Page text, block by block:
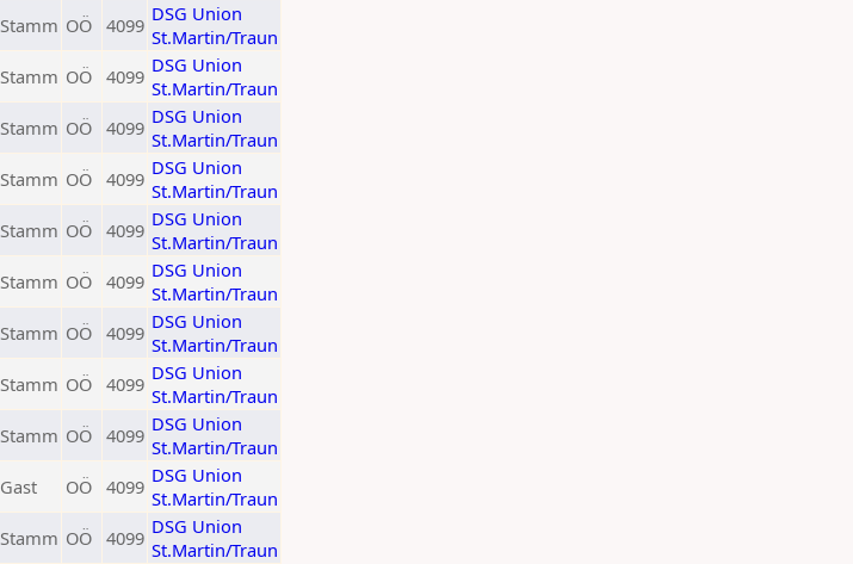
Stamm OÖ 4099 DSG Union
St.Martin/Traun
Stamm OÖ 4099 DSG Union
St.Martin/Traun
Stamm OÖ 4099 DSG Union
St.Martin/Traun
Stamm OÖ 4099 DSG Union
St.Martin/Traun
Stamm OÖ 4099 DSG Union
St.Martin/Traun
Stamm OÖ 4099 DSG Union
St.Martin/Traun
Stamm OÖ 4099 DSG Union
St.Martin/Traun
Stamm OÖ 4099 DSG Union
St.Martin/Traun
Stamm OÖ 4099 DSG Union
St.Martin/Traun
Gast OÖ 4099 DSG Union
St.Martin/Traun
Stamm OÖ 4099 DSG Union
St.Martin/Traun